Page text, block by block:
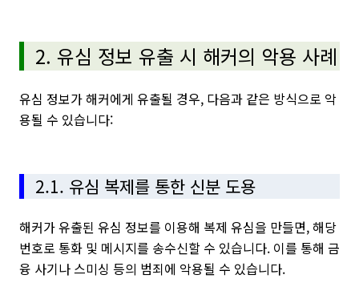
2. 유심 정보 유출 시 해커의 악용 사례
유심 정보가 해커에게 유출될 경우, 다음과 같은 방식으로 악
용될 수 있습니다:
2.1. 유심 복제를 통한 신분 도용
해커가 유출된 유심 정보를 이용해 복제 유심을 만들면, 해당
번호로 통화 및 메시지를 송수신할 수 있습니다. 이를 통해 금
융 사기나 스미싱 등의 범죄에 악용될 수 있습니다.